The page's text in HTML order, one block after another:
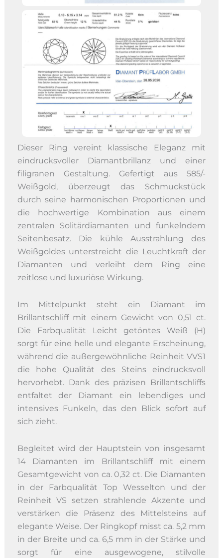
Dieser Ring vereint klassische Eleganz mit
eindrucksvoller Diamantbrillanz und einer
filigranen Gestaltung. Gefertigt aus 585/-
Weißgold, überzeugt das Schmuckstück
durch seine harmonischen Proportionen und
die hochwertige Kombination aus einem
zentralen Solitärdiamanten und funkelndem
Seitenbesatz. Die kühle Ausstrahlung des
Weißgoldes unterstreicht die Leuchtkraft der
Diamanten und verleiht dem Ring eine
zeitlose und luxuriöse Wirkung.
Im Mittelpunkt steht ein Diamant im
Brillantschliff mit einem Gewicht von 0,51 ct.
Die Farbqualität Leicht getöntes Weiß (H)
sorgt für eine helle und elegante Erscheinung,
während die außergewöhnliche Reinheit VVS1
die hohe Qualität des Steins eindrucksvoll
hervorhebt. Dank des präzisen Brillantschliffs
entfaltet der Diamant ein lebendiges und
intensives Funkeln, das den Blick sofort auf
sich zieht.
Begleitet wird der Hauptstein von insgesamt
14 Diamanten im Brillantschliff mit einem
Gesamtgewicht von ca. 0,32 ct. Die Diamanten
in der Farbqualität Top Wesselton und der
Reinheit VS setzen strahlende Akzente und
verstärken die Präsenz des Mittelsteins auf
elegante Weise. Der Ringkopf misst ca. 5,2 mm
in der Breite und ca. 6,5 mm in der Stärke und
sorgt für eine ausgewogene, stilvolle